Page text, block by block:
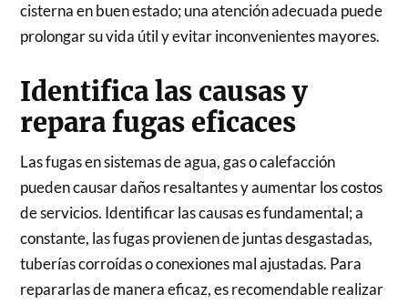
cisterna en buen estado; una atención adecuada puede
prolongar su vida útil y evitar inconvenientes mayores.
Identifica las causas y
repara fugas eficaces
Las fugas en sistemas de agua, gas o calefacción
pueden causar daños resaltantes y aumentar los costos
de servicios. Identificar las causas es fundamental; a
constante, las fugas provienen de juntas desgastadas,
tuberías corroídas o conexiones mal ajustadas. Para
repararlas de manera eficaz, es recomendable realizar